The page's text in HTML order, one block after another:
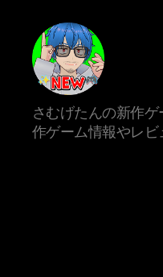
新
作
ゲ
さむげたんの新作
作ゲーム情報やレビ